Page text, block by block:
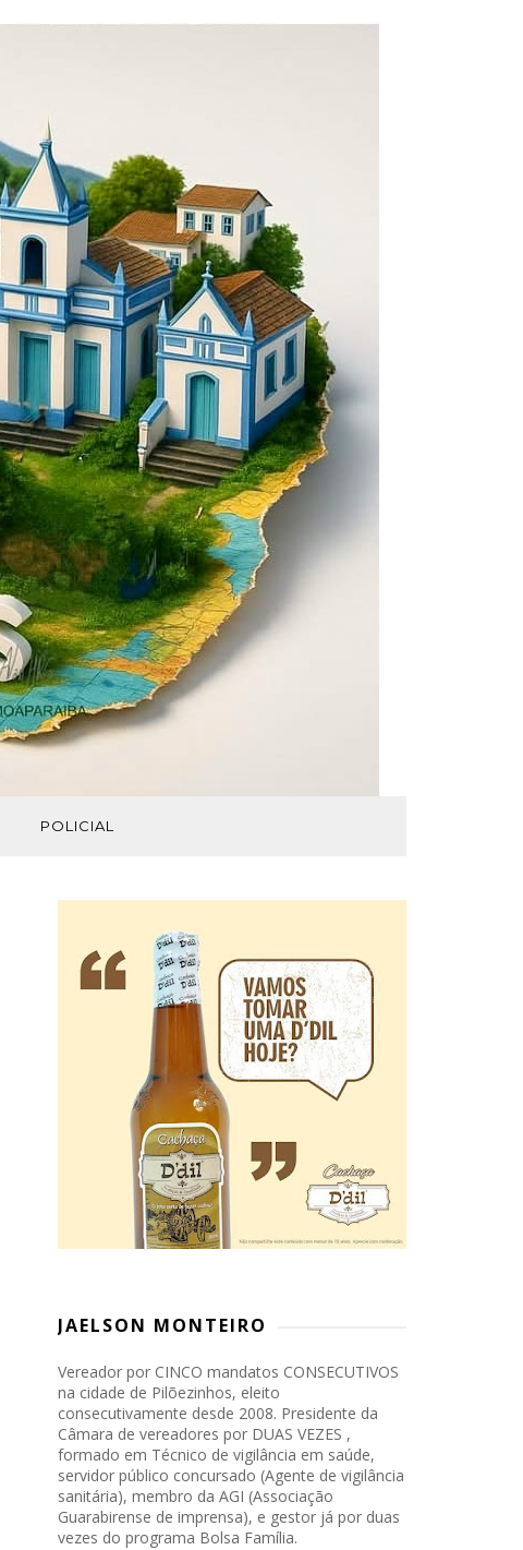
POLICIAL
JAELSON MONTEIRO
Vereador por CINCO mandatos CONSECUTIVOS
na cidade de Pilõezinhos, eleito
consecutivamente desde 2008. Presidente da
Câmara de vereadores por DUAS VEZES ,
formado em Técnico de vigilância em saúde,
servidor público concursado (Agente de vigilância
sanitária), membro da AGI (Associação
Guarabirense de imprensa), e gestor já por duas
vezes do programa Bolsa Família.